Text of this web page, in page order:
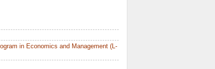
in Economics and Management (L-